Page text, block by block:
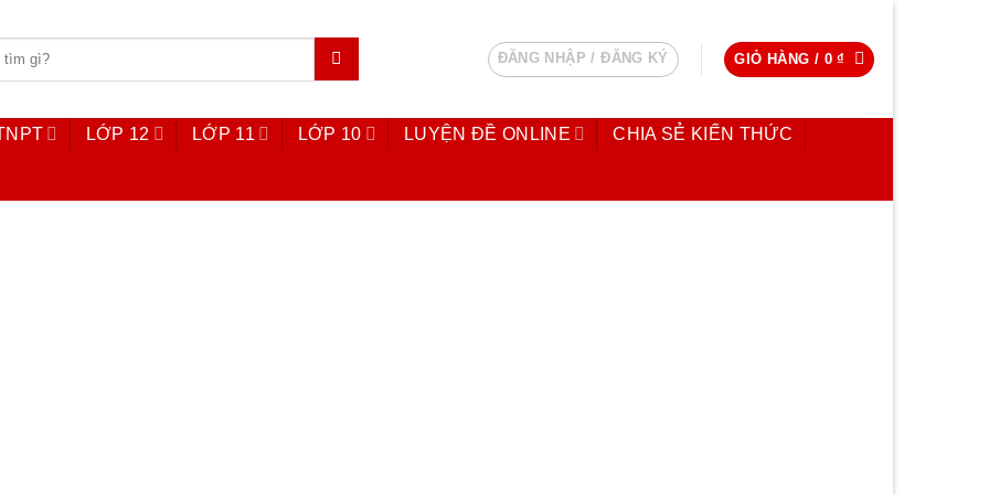
ĐĂNG NHẬP / ĐĂNG KÝ GIỎ HÀNG / 0₫
LỚP 12 LỚP 11 LỚP 10 LUYỆN ĐỀ ONLINE CHIA SẺ KIẾN THỨC